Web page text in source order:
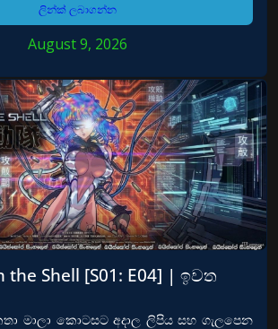
ලින්ක් ලබාගන්න
August 9, 2026
the Shell [S01: E04] | ඉවත
මාලා කොටසට අදාල ලිපිය සහ ගැලපෙන